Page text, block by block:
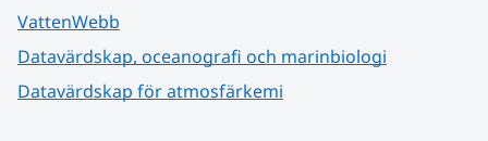
VattenWebb
Datavärdskap, oceanografi och marinbiologi
Datavärdskap för atmosfärkemi